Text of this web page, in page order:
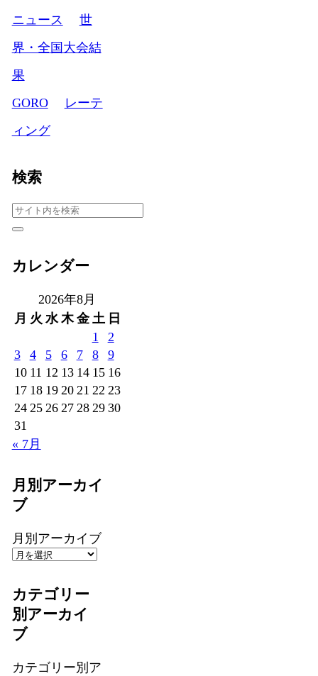
ニュース
世
界・全国大会結
果
GORO
レーテ
ィング
検索
カレンダー
2026年8月
月 火 水 木 金 土 日
1
2
3
4 5 6 7 8
9
10 11 12 13 14 15 16
17 18 19 20 21 22 23
24 25 26 27 28 29 30
31
« 7月
月別アーカイ
ブ
月別アーカイブ
カテゴリー
別アーカイ
ブ
カテゴリー別ア